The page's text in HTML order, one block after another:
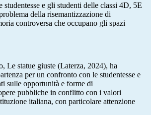
studentesse e gli studenti delle classi 4D, 5E
della risemantizzazione di
controversa che occupano gli spazi
Le statue giuste (Laterza, 2024), ha
per un confronto con le studentesse e
sulle opportunità e forme di
pubbliche in conflitto con i valori
italiana, con particolare attenzione